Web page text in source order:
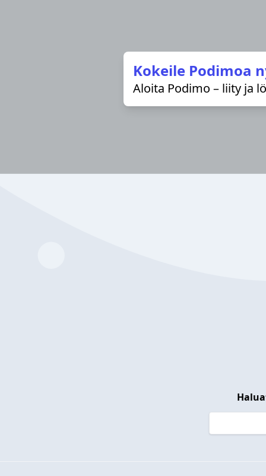
Kokeile Podimoa
Aloita Podimo – liity ja